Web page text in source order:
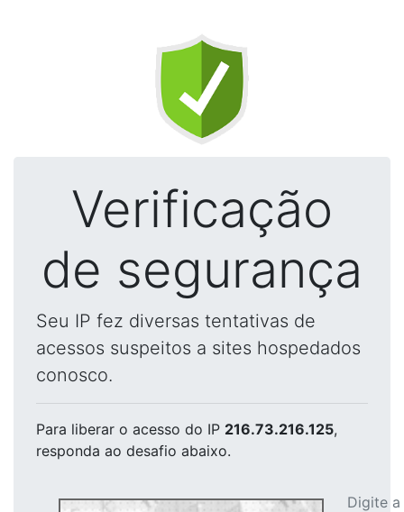
Verificação
de segurança
Seu IP fez diversas tentativas de
acessos suspeitos a sites hospedados
conosco.
Para liberar o acesso do IP 216.73.216.125,
responda ao desafio abaixo.
Digite